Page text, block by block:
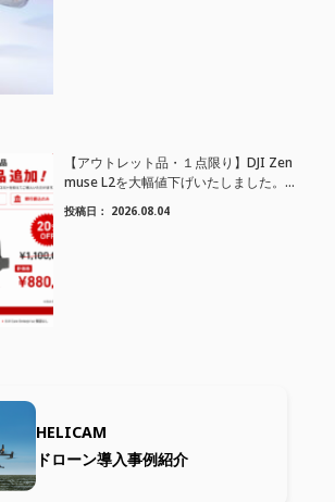
【アウトレット品・１点限り】DJI Zen
muse L2を大幅値下げいたしました。｜
HELICAM STORE
投稿日： 2026.08.04
HELICAM
ドローン導入事例紹介